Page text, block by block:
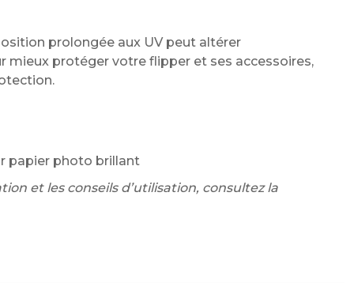
prolongée aux UV peut altérer
mieux protéger votre flipper et ses accessoires,
papier photo brillant
et les conseils d’utilisation, consultez la